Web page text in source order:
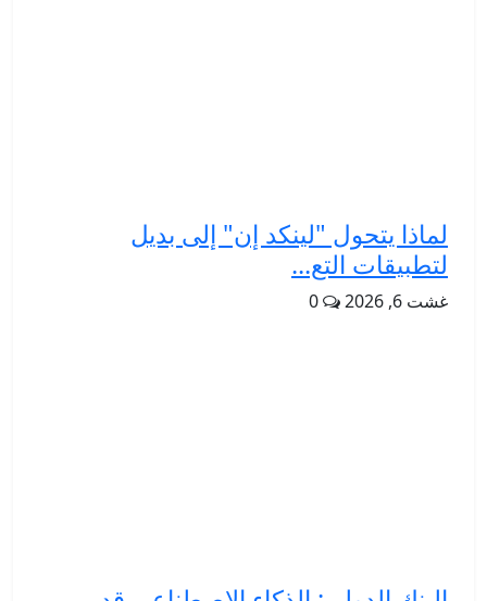
لماذا يتحول "لينكد إن" إلى بديل
لتطبيقات التع...
غشت 6, 2026 0